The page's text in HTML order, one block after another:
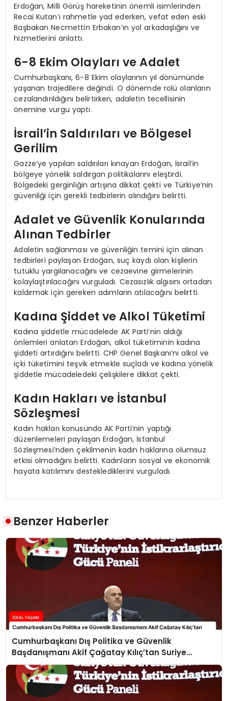
Erdoğan, Milli Görüş hareketinin önemli isimlerinden
Recai Kutan’ı rahmetle yad ederken, vefat eden eski
Başbakan Necmettin Erbakan’ın yol arkadaşlığını ve
hizmetlerini anlattı.
6-8 Ekim Olayları ve Adalet
Cumhurbaşkanı, 6-8 Ekim olaylarının yıl dönümünde
yaşanan trajedilere değindi. O dönemde rolü olanların
cezalandırıldığını belirtirken, adaletin tecellisinin
önemine vurgu yaptı.
İsrail’in Saldırıları ve Bölgesel
Gerilim
Gazze’ye yapılan saldırıları kınayan Erdoğan, İsrail’in
bölgeye yönelik saldırgan politikalarını eleştirdi.
Bölgedeki gerginliğin artışına dikkat çekti ve Türkiye’nin
güvenliği için gerekli tedbirlerin alındığını belirtti.
Adalet ve Güvenlik Konularında
Alınan Tedbirler
Adaletin sağlanması ve güvenliğin temini için alınan
tedbirleri paylaşan Erdoğan, suç kaydı olan kişilerin
tutuklu yargılanacağını ve cezaevine girmelerinin
kolaylaştırılacağını vurguladı. Cezasızlık algısını ortadan
kaldırmak için gereken adımların atılacağını belirtti.
Kadına Şiddet ve Alkol Tüketimi
Kadına şiddetle mücadelede AK Parti’nin aldığı
önlemleri anlatan Erdoğan, alkol tüketiminin kadına
şiddeti artırdığını belirtti. CHP Genel Başkanı’nı alkol ve
içki tüketimini teşvik etmekle suçladı ve kadına yönelik
şiddetle mücadeledeki çelişkilere dikkat çekti.
Kadın Hakları ve İstanbul
Sözleşmesi
Kadın hakları konusunda AK Parti’nin yaptığı
düzenlemeleri paylaşan Erdoğan, İstanbul
Sözleşmesi’nden çekilmenin kadın haklarına olumsuz
etkisi olmadığını belirtti. Kadınların sosyal ve ekonomik
hayata katılımını desteklediklerini vurguladı.
Benzer Haberler
Cumhurbaşkanı Dış Politika ve Güvenlik
Başdanışmanı Akif Çağatay Kılıç’tan Suriye
Panelinde Önemli Açıklamalar